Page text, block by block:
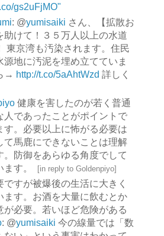
gs2uFjMO"
: @yumisaiki さん、【拡散お
助けて！３５万人以上の水道
東京湾も汚染されます。住民
地に汚泥を埋め立てていま
→ http://t.co/5aAhtWzd 詳しく
健康を害したのが若く普通
人であったことがポイントで
す。必要以上に怖がる必要は
て馬鹿にできないことは理解
。防御をあらゆる角度でして
す。
[in reply to Goldenpiyo]
ですが被爆後の生活に大きく
ます。お酒を大量に飲むとか
が必要。若いほど危険がある
: @yumisaiki 今の線量では「数